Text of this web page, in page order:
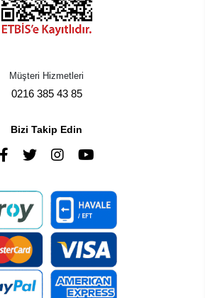
Müşteri Hizmetleri
0216 385 43 85
Bizi Takip Edin